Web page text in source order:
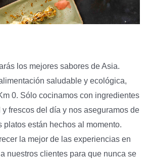
los mejores sabores de Asia.
saludable y ecológica,
0. Sólo cocinamos con ingredientes
frescos del día y nos aseguramos de
platos están hechos al momento.
la mejor de las experiencias en
nuestros clientes para que nunca se